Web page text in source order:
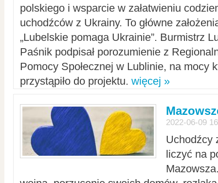
polskiego i wsparcie w załatwieniu
uchodźców z Ukrainy. To główne
„Lubelskie pomaga Ukrainie”. Burmistrz
Paśnik podpisał porozumienie z
Pomocy Społecznej w Lublinie, na mocy
przystąpiło do projektu. więcej »
2022-06-09
Uchodźcy
liczyć na